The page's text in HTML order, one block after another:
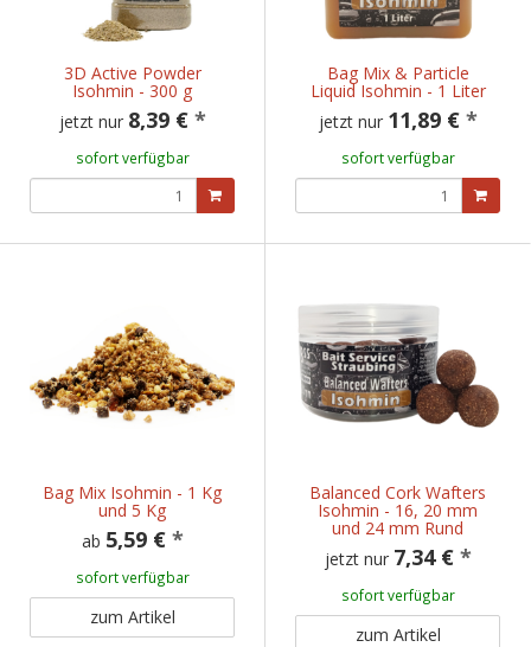
3D Active Powder
Isohmin - 300 g
jetzt nur 8,39 € *
sofort verfügbar
Bag Mix & Particle
Liquid Isohmin - 1 Liter
jetzt nur 11,89 € *
sofort verfügbar
Bag Mix Isohmin - 1 Kg
und 5 Kg
ab 5,59 € *
sofort verfügbar
zum Artikel
Balanced Cork Wafters
Isohmin - 16, 20 mm
und 24 mm Rund
jetzt nur 7,34 € *
sofort verfügbar
zum Artikel